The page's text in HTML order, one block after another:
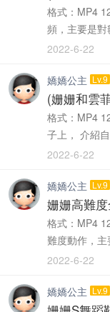
格式：MP4
頻，主要是
2022-6-22
嬌嬌公主 Lv.9
(姗姗和雲
格式：MP4
子上， 介紹
2022-6-22
嬌嬌公主 Lv.9
姗姗高難
格式：MP4
難度動作，
2022-6-22
嬌嬌公主 Lv.9